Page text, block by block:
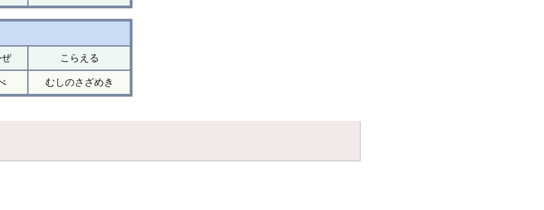
こらえる
むしのさざめき